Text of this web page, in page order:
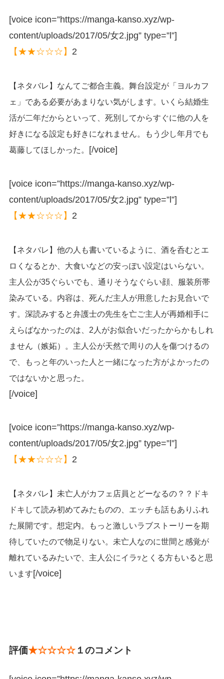
[voice icon=”https://manga-kanso.xyz/wp-
content/uploads/2017/05/女2.jpg” type=”l”]
【★★☆☆☆】 2
【ネタバレ】なんてご都合主義。舞台設定が「ヨルカフ
ェ」である必要があまりない気がします。いくら結婚生
活が二年だからといって、死別してからすぐに他の人を
好きになる設定も好きになれません。もう少し年月でも
葛藤してほしかった。 [/voice]
[voice icon=”https://manga-kanso.xyz/wp-
content/uploads/2017/05/女2.jpg” type=”l”]
【★★☆☆☆】 2
【ネタバレ】他の人も書いているように、酒を呑むとエ
ロくなるとか、大食いなどの安っぽい設定はいらない。
主人公が35ぐらいでも、通りそうなぐらい顔、服装所帯
染みている。内容は、死んだ主人が用意したお見合いで
す。深読みすると弁護士の先生を亡ご主人が再婚相手に
えらばなかったのは、2人がお似合いだったからかもしれ
ません（嫉妬）。主人公が天然で周りの人を傷つけるの
で、もっと年のいった人と一緒になった方がよかったの
ではないかと思った。
[/voice]
[voice icon=”https://manga-kanso.xyz/wp-
content/uploads/2017/05/女2.jpg” type=”l”]
【★★☆☆☆】 2
【ネタバレ】未亡人がカフェ店員とどーなるの？？ドキ
ドキして読み初めてみたものの、エッチも話もありふれ
た展開です。想定内。もっと激しいラブストーリーを期
待していたので物足りない。未亡人なのに世間と感覚が
離れているみたいで、主人公にイラｯとくる方もいると思
います[/voice]
評価★☆☆☆☆１のコメント